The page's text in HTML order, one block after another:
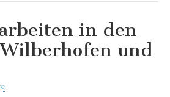
in den
und